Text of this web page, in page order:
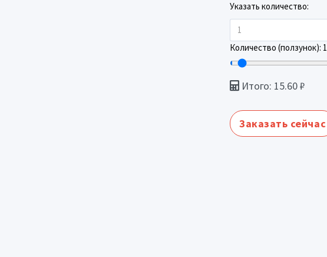
Указать количество:
Количество (ползунок): 1
Итого: 15.60₽
Заказать сейчас